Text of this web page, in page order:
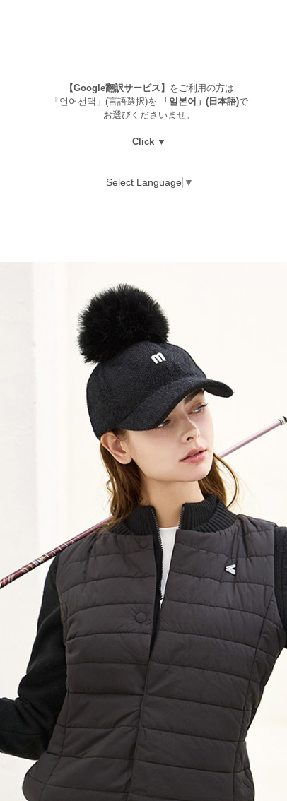
【Google翻訳サービス】 をご利用の方は
「언어선택」(言語選択)を
「일본어」(日本語)で
お選びくださいませ。
Click ▼
Select Language ▼